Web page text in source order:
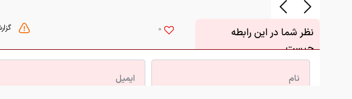
گزارش خطا 0
نظر شما در این رابطه
چیست